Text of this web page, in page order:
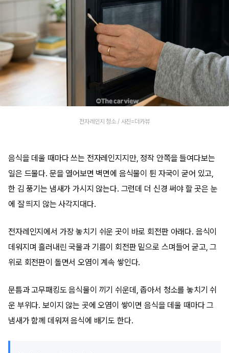
전자레인지 청소 / 사진=더카뷰
음식을 데울 때마다 쓰는 전자레인지지만, 정작 안쪽을 들여다보는
일은 드물다. 문을 열어보면 벽면에 음식물이 튄 자국이 굳어 있고,
한 김 풍기는 냄새가 가시지 않는다. 그런데 더 신경 써야 할 곳은 눈
에 잘 띄지 않는 사각지대다.
전자레인지에서 가장 놓치기 쉬운 곳이 바로 회전판 아래다. 음식이
데워지며 흘러내린 국물과 기름이 회전판 밑으로 스며들어 굳고, 그
위로 회전판이 돌면서 오염이 계속 쌓인다.
문틈과 고무패킹도 음식물이 끼기 쉬운데, 좁아서 청소를 놓치기 쉬
운 부위다. 보이지 않는 곳에 오염이 쌓이면 음식을 데울 때마다 그
냄새가 함께 데워져 음식에 배기도 한다.